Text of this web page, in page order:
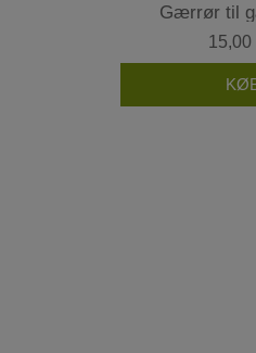
Gærrør til
15,00